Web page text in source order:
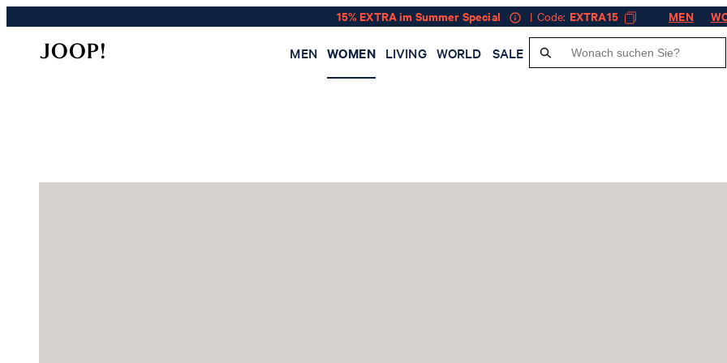
15% EXTRA im Summer Special | Code: EXTRA15 MEN
MEN WOMEN LIVING WORLD SALE